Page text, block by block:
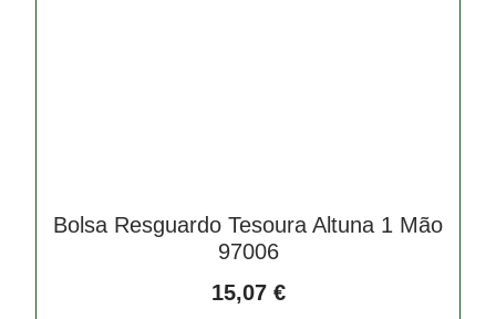
Bolsa Resguardo Tesoura Altuna 1 Mão
97006
15,07 €